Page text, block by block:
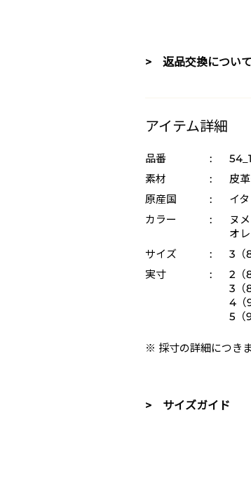
> 返品交換について
アイテム詳細
品番 :
素材
:
皮
原産国
:
イ
カラー
:
ヌ
オ
サイズ
:
3（
実寸
:
2（
3（
4（
5（
※ 採寸の詳細につきま
> サイズガイド